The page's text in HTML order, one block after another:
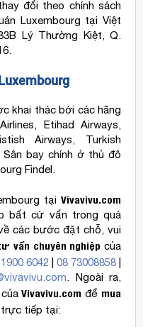
đổi theo chính sách
Luxembourg tại Việt
Lý Thường Kiệt, Q.
khai thác bới các hãng
Etihad Airways,
Airways, Turkish
bay chính ở thủ đô
Findel.
tại Vivavivu.com
bất cứ vấn trong quá
các bước đặt chỗ, vui
vấn chuyên nghiệp của
1900 6042 | 08 73008858|
. Ngoài ra,
củaVivavivu.com để mua
tiếp tại: